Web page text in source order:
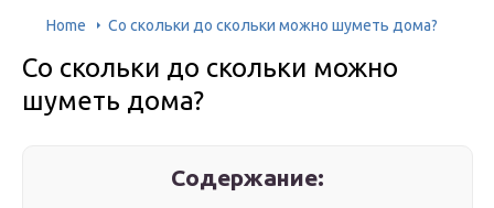
Home Со скольки до скольки можно шуметь дома?
Со скольки до скольки можно
шуметь дома?
Содержание: